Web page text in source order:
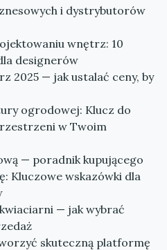
i dystrybutorów
wnętrz: 10
designerów
2025 — jak ustalać ceny, by
ogrodowej: Klucz do
w Twoim
— poradnik kupującego
Kluczowe wskazówki dla
— jak wybrać
skuteczną platformę